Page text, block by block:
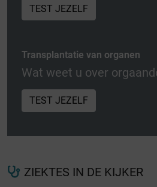
TEST JEZELF
Transplantatie van organen
Wat weet u over
TEST JEZELF
ZIEKTES IN DE KIJKER